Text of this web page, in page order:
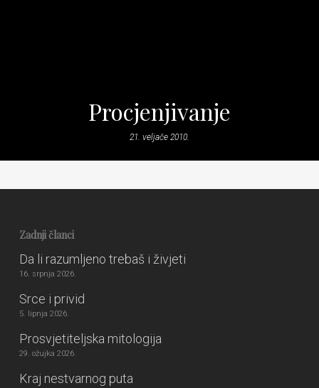
Procjenjivanje
21. veljače 2010.
Zadnji članci
Da li razumljeno trebaš i živjeti
16. srpnja 2026.
Srce i privid
5. lipnja 2026.
Prosvjetiteljska mitologija
29. ožujka 2026.
Kraj nestvarnog puta